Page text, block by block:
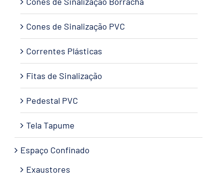
Cones de Sinalização PVC
Correntes Plásticas
Fitas de Sinalização
Pedestal PVC
Tela Tapume
Espaço Confinado
Exaustores